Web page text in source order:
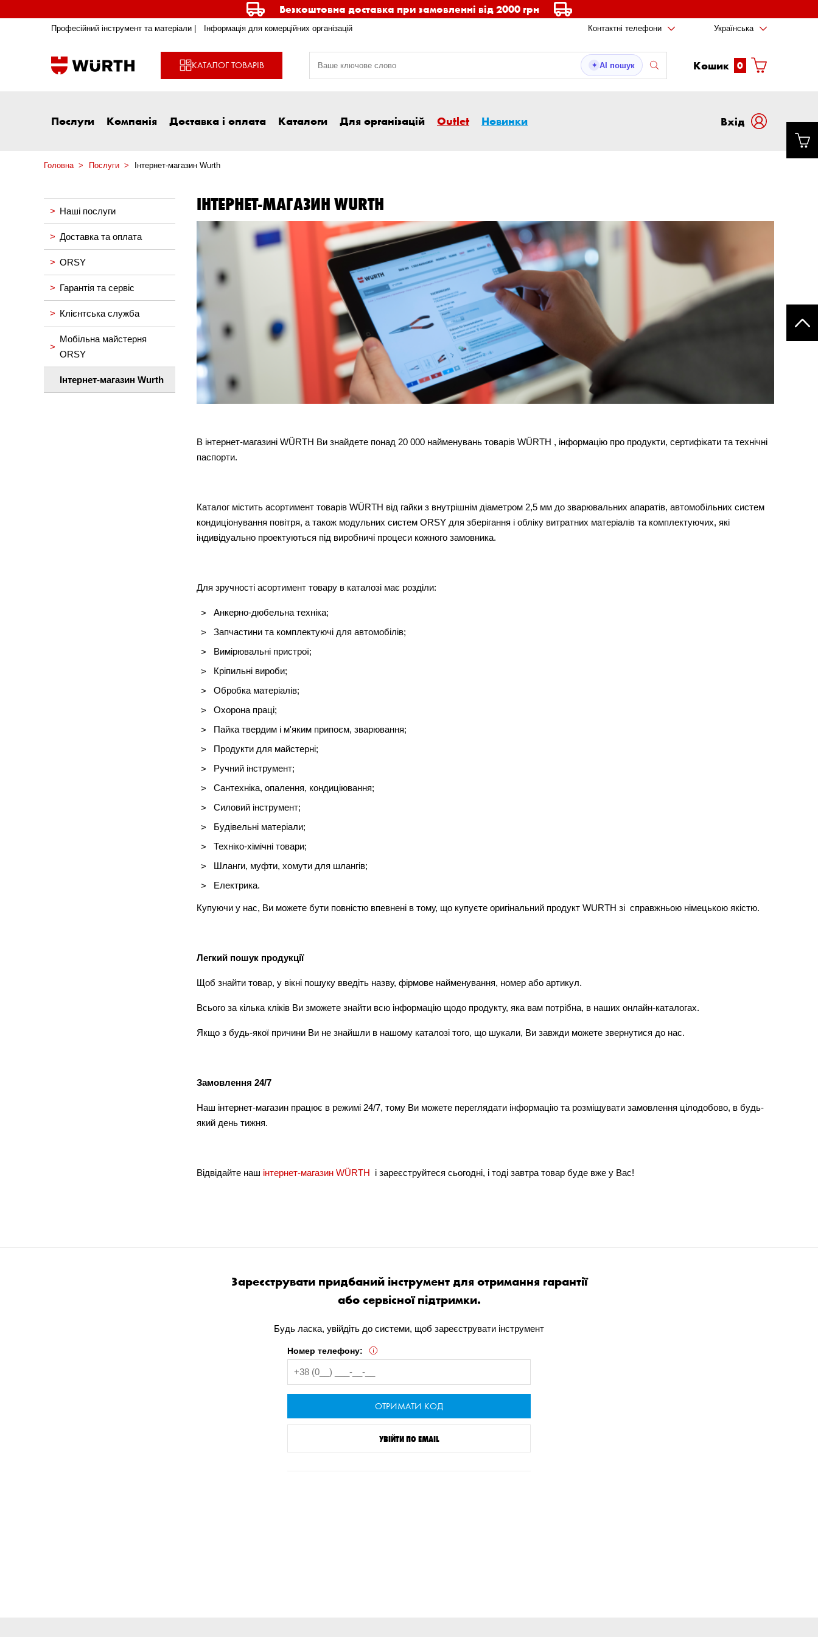
Безкоштовна доставка при замовленні від 2000 грн
Професійний інструмент та матеріали | Інформація для комерційних організацій Контактні телефони Українська
КАТАЛОГ ТОВАРІВ ✦ AI пошук Кошик 0
Послуги Компанія Доставка і оплата Каталоги Для організацій Outlet Новинки Вxід
Головна Послуги Інтернет-магазин Wurth
Наші послуги
Доставка та оплата
ORSY
Гарантія та сервіс
Клієнтська служба
Мобільна майстерня
ORSY
Інтернет-магазин Wurth
ІНТЕРНЕТ-МАГАЗИН WURTH
В інтернет-магазині WÜRTH Ви знайдете понад 20 000 найменувань товарів WÜRTH , інформацію про продукти, сертифікати та технічні
паспорти.
Каталог містить асортимент товарів WÜRTH від гайки з внутрішнім діаметром 2,5 мм до зварювальних апаратів, автомобільних систем
кондиціонування повітря, а також модульних систем ORSY для зберігання і обліку витратних матеріалів та комплектуючих, які
індивідуально проектуються під виробничі процеси кожного замовника.
Для зручності асортимент товару в каталозі має розділи:
Анкерно-дюбельна техніка;
Запчастини та комплектуючі для автомобілів;
Вимірювальні пристрої;
Кріпильні вироби;
Обробка матеріалів;
Охорона праці;
Пайка твердим і м'яким припоєм, зварювання;
Продукти для майстерні;
Ручний інструмент;
Сантехніка, опалення, кондиціювання;
Силовий інструмент;
Будівельні матеріали;
Техніко-хімічні товари;
Шланги, муфти, хомути для шлангів;
Електрика.
Купуючи у нас, Ви можете бути повністю впевнені в тому, що купуєте оригінальний продукт WURTH зі справжньою німецькою якістю.
Легкий пошук продукції
Щоб знайти товар, у вікні пошуку введіть назву, фірмове найменування, номер або артикул.
Всього за кілька кліків Ви зможете знайти всю інформацію щодо продукту, яка вам потрібна, в наших онлайн-каталогах.
Якщо з будь-якої причини Ви не знайшли в нашому каталозі того, що шукали, Ви завжди можете звернутися до нас.
Замовлення 24/7
Наш інтернет-магазин працює в режимі 24/7, тому Ви можете переглядати інформацію та розміщувати замовлення цілодобово, в будь-
який день тижня.
Відвідайте наш інтернет-магазин WÜRTH і зареєструйтеся сьогодні, і тоді завтра товар буде вже у Вас!
Зареєструвати придбаний інструмент для отримання гарантії
або сервісної підтримки.
Будь ласка, увійдіть до системи, щоб зареєструвати інструмент
Номер телефону:
ОТРИМАТИ КОД
УВІЙТИ ПО EMAIL